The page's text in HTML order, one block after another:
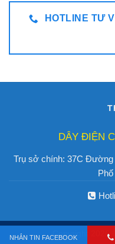
HOTLINE TƯ
DÂY ĐIỆN
Trụ sở chính: 37C
Copyright 2026
NHẮN TIN FACEBOOK